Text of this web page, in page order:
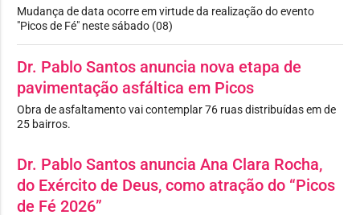
Mudança de data ocorre em virtude da realização do evento
"Picos de Fé" neste sábado (08)
Dr. Pablo Santos anuncia nova etapa de
pavimentação asfáltica em Picos
Obra de asfaltamento vai contemplar 76 ruas distribuídas em de
25 bairros.
Dr. Pablo Santos anuncia Ana Clara Rocha,
do Exército de Deus, como atração do “Picos
de Fé 2026”